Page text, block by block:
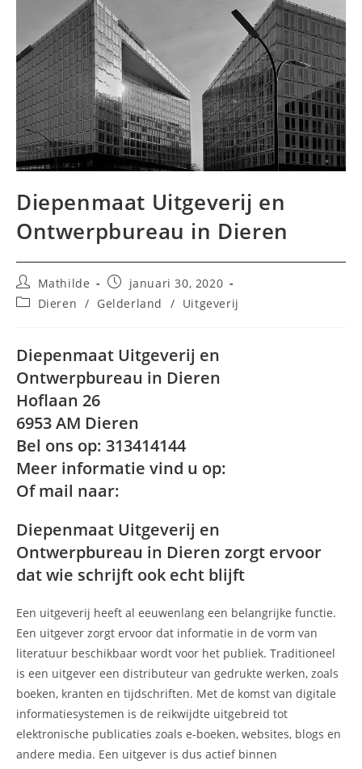
Diepenmaat Uitgeverij en
Ontwerpbureau in Dieren
Bericht
auteur:
Mathilde
Bericht
gepubliceerd
op:
januari 30, 2020
Berichtcategorie:
Dieren / Gelderland / Uitgeverij
Diepenmaat Uitgeverij en
Ontwerpbureau in Dieren
Hoflaan 26
6953 AM Dieren
Bel ons op: 313414144
Meer informatie vind u op:
Of mail naar:
Diepenmaat Uitgeverij en
Ontwerpbureau in Dieren zorgt ervoor
dat wie schrijft ook echt blijft
Een uitgeverij heeft al eeuwenlang een belangrijke functie.
Een uitgever zorgt ervoor dat informatie in de vorm van
literatuur beschikbaar wordt voor het publiek. Traditioneel
is een uitgever een distributeur van gedrukte werken, zoals
boeken, kranten en tijdschriften. Met de komst van digitale
informatiesystemen is de reikwijdte uitgebreid tot
elektronische publicaties zoals e-boeken, websites, blogs en
andere media. Een uitgever is dus actief binnen